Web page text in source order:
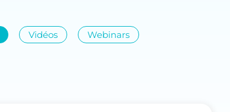
Vidéos Webinars